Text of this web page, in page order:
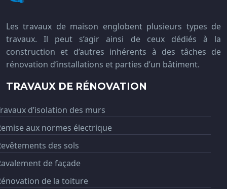
Les travaux de maison englobent plusieurs types de
travaux. Il peut s’agir ainsi de ceux dédiés à la
construction et d’autres inhérents à des tâches de
rénovation d’installations et parties d’un bâtiment.
TRAVAUX DE RÉNOVATION
d’isolation des murs
aux normes électrique
des sols
de façade
de la toiture